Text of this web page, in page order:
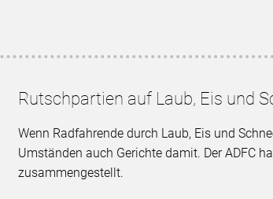
Rutschpartien auf Laub, Eis und
Wenn Radfahrende durch Laub, Eis und
Umständen auch Gerichte damit. Der ADFC
zusammengestellt.